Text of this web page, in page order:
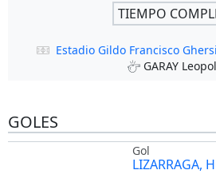
TIEMPO
Estadio Gildo Francisco
GARAY
GOLES
Gol
LIZARRAGA,